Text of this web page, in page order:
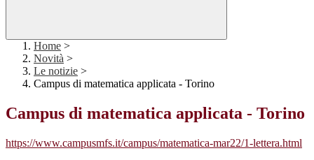
Home >
Novità >
Le notizie >
Campus di matematica applicata - Torino
Campus di matematica applicata - Torino
https://www.campusmfs.it/campus/matematica-mar22/1-lettera.html